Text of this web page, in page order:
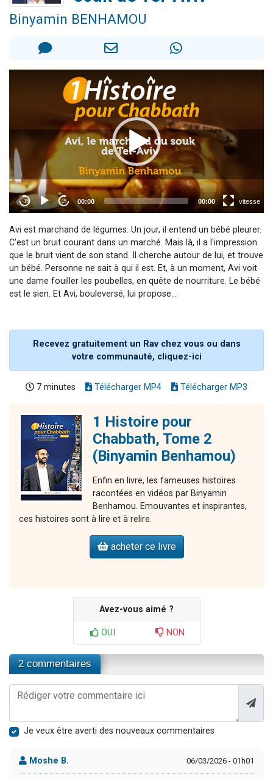
Il reste 49 places pour étudier en groupe sur Zoom
Binyamin BENHAMOU
Avi est marchand de légumes. Un jour, il entend un bébé pleurer.
C'est un bruit courant dans un marché. Mais là, il a l'impression
que le bruit vient de son stand. Il cherche autour de lui, et trouve
un bébé. Personne ne sait à qui il est. Et, à un moment, Avi voit
une dame fouiller les poubelles, en quête de nourriture. Le bébé
est le sien. Et Avi, bouleversé, lui propose...
Recevez gratuitement un Rav chez vous ou dans
votre communauté, cliquez-ici
7 minutes Télécharger MP4 Télécharger MP3
1 Histoire pour
Chabbath, Tome 2
(Binyamin Benhamou)
Enfin en livre, les fameuses histoires
racontées en vidéos par Binyamin
Benhamou. Emouvantes et inspirantes,
ces histoires sont à lire et à relire.
acheter ce livre
Avez-vous aimé ?
OUI NON
2 commentaires
Je veux être averti des nouveaux commentaires
Moshe B. 06/03/2026 - 01h01